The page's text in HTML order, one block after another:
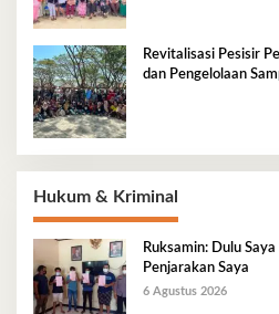
Revitalisasi Pesisir
dan Pengelolaan
Hukum & Kriminal
Ruksamin: Dulu
Penjarakan Saya
6 Agustus 2026